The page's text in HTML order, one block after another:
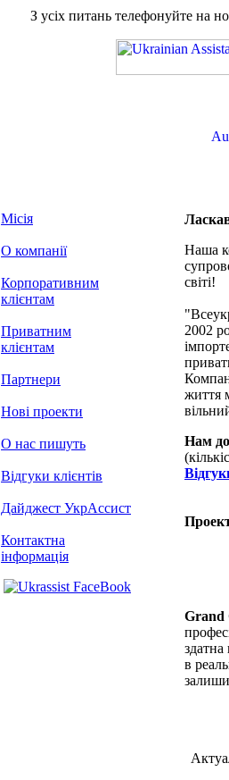
З усіх питань телефонуйте на
Місія
О компанії
Корпоративним
клієнтам
Приватним
клієнтам
Партнери
Нові проекти
О нас пишуть
Відгуки клієнтів
Дайджест УкрАссист
Контактна
інформація
Наша
світі!
2002
життя
Нам
Grand
здатна
в